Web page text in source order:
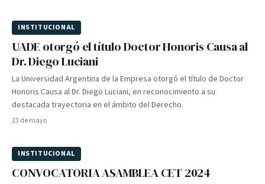
INSTITUCIONAL
UADE otorgó el título Doctor Honoris Causa al
Dr. Diego Luciani
La Universidad Argentina de la Empresa otorgó el título de Doctor
Honoris Causa al Dr. Diego Luciani, en reconocimiento a su
destacada trayectoria en el ámbito del Derecho.
23 de mayo
INSTITUCIONAL
CONVOCATORIA ASAMBLEA CET 2024